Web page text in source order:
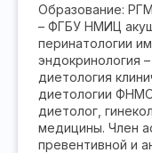
Образование:
– ФГБУ НМИЦ
перинатологии
эндокринология
диетология
диетологии
диетолог,
медицины. Член
превентивной и